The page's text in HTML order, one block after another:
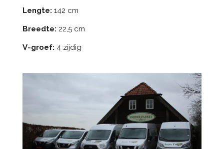
Lengte: 142 cm
Breedte: 22,5 cm
V-groef: 4 zijdig